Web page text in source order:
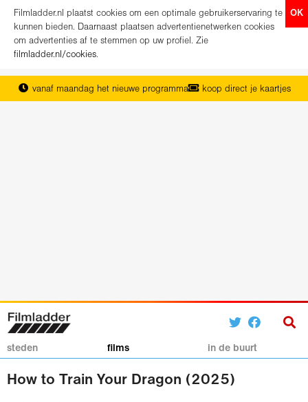
OK
Filmladder.nl plaatst cookies om een optimale gebruikerservaring te
kunnen bieden. Daarnaast plaatsen advertentienetwerken cookies
om advertenties af te stemmen op uw profiel. Zie
filmladder.nl/cookies.
vanaf maandag het nieuwe programma
koop direct je kaartjes
het complete overzicht van Nederland
steden films in de buurt
How to Train Your Dragon (2025)